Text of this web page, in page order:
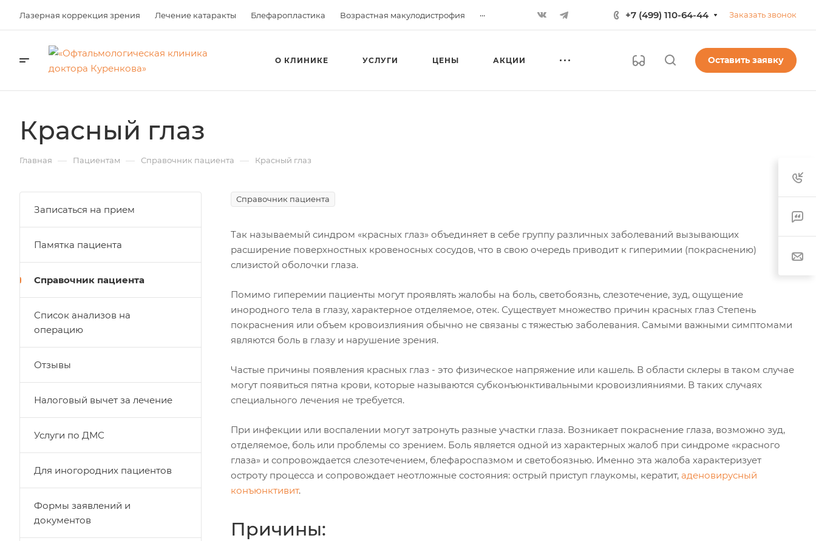
Лазерная коррекция зрения Лечение катаракты Блефаропластика Возрастная макулодистрофия ... +7 (499) 110-64-44 Заказать звонок
О КЛИНИКЕ УСЛУГИ ЦЕНЫ АКЦИИ Оставить заявку
Красный глаз
Главная — Пациентам — Справочник пациента — Красный глаз
Справочник пациента
Так называемый синдром «красных глаз» объединяет в себе группу различных заболеваний вызывающих
расширение поверхностных кровеносных сосудов, что в свою очередь приводит к гиперимии (покраснению)
слизистой оболочки глаза.
Помимо гиперемии пациенты могут проявлять жалобы на боль, светобоязнь, слезотечение, зуд, ощущение
инородного тела в глазу, характерное отделяемое, отек. Существует множество причин красных глаз Степень
покраснения или объем кровоизлияния обычно не связаны с тяжестью заболевания. Самыми важными симптомами
являются боль в глазу и нарушение зрения.
Частые причины появления красных глаз - это физическое напряжение или кашель. В области склеры в таком случае
могут появиться пятна крови, которые называются субконъюнктивальными кровоизлияниями. В таких случаях
специального лечения не требуется.
При инфекции или воспалении могут затронуть разные участки глаза. Возникает покраснение глаза, возможно зуд,
отделяемое, боль или проблемы со зрением. Боль является одной из характерных жалоб при синдроме «красного
глаза» и сопровождается слезотечением, блефароспазмом и светобоязнью. Именно эта жалоба характеризует
остроту процесса и сопровождает неотложные состояния: острый приступ глаукомы, кератит, аденовирусный
конъюнктивит.
Причины:
Записаться на прием
Памятка пациента
Справочник пациента
Список анализов на
операцию
Отзывы
Налоговый вычет за лечение
Услуги по ДМС
Для иногородних пациентов
Формы заявлений и
документов